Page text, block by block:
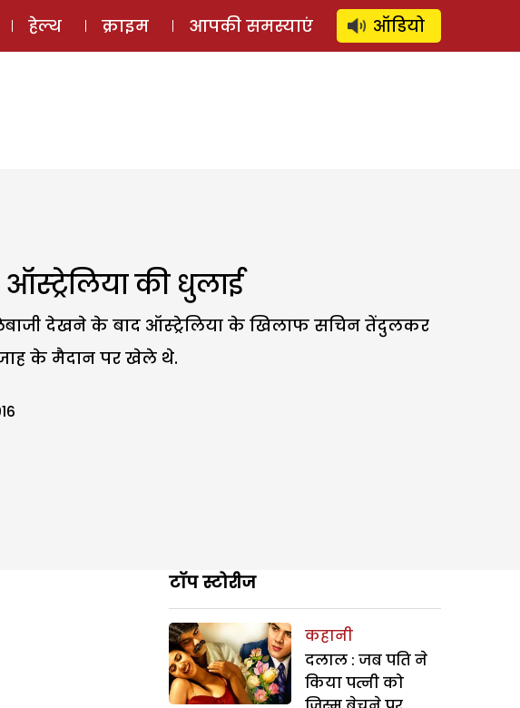
ऑडियो स्टोरी लॉग इन ⚲ SUBSCRIBE
हेल्थ क्राइम आपकी समस्याएं ऑडियो
की धुलाई
देखने के बाद ऑस्ट्रेलिया के खिलाफ सचिन तेंदुलकर
के मैदान पर खेले थे.
टॉप स्टोरीज
कहानी
दलाल : जब पति ने
किया पत्नी को